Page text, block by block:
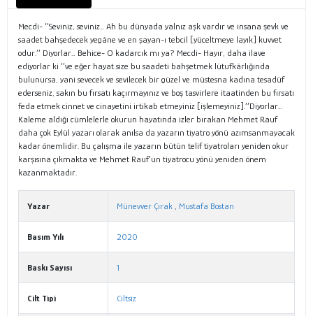
Mecdi- ‘’Seviniz, seviniz… Ah bu dünyada yalnız aşk vardır ve insana şevk ve
saadet bahşedecek yegâne ve en şayan-ı tebcil [yüceltmeye layık] kuvvet
odur.’’ Diyorlar… Behice- O kadarcık mı ya? Mecdi- Hayır, daha ilave
ediyorlar ki ‘’ve eğer hayat size bu saadeti bahşetmek lütufkârlığında
bulunursa, yani sevecek ve sevilecek bir güzel ve müstesna kadına tesadüf
ederseniz, sakın bu fırsatı kaçırmayınız ve boş tasvirlere itaatinden bu fırsatı
feda etmek cinnet ve cinayetini irtikab etmeyiniz [işlemeyiniz].’’Diyorlar…
Kaleme aldığı cümlelerle okurun hayatında izler bırakan Mehmet Rauf
daha çok Eylül yazarı olarak anılsa da yazarın tiyatro yönü azımsanmayacak
kadar önemlidir. Bu çalışma ile yazarın bütün telif tiyatroları yeniden okur
karşısına çıkmakta ve Mehmet Rauf’un tiyatrocu yönü yeniden önem
kazanmaktadır.
Yazar Münevver Çırak , Mustafa Bostan
Basım Yılı 2020
Baskı Sayısı 1
Cilt Tipi Ciltsiz